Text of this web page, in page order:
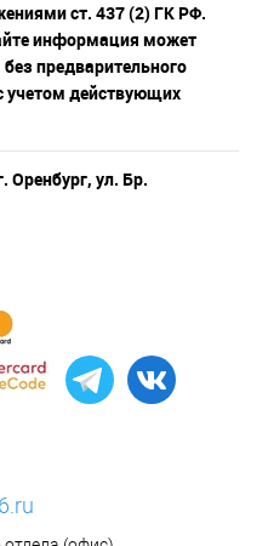
ст. 437 (2) ГК РФ.
информация может
предварительного
действующих
Оренбург, ул. Бр.